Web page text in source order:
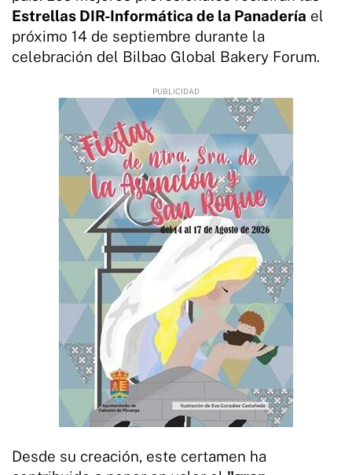
Estrellas DIR-Informática de la Panadería el
próximo 14 de septiembre durante la
celebración del Bilbao Global Bakery Forum.
Desde su creación, este certamen ha